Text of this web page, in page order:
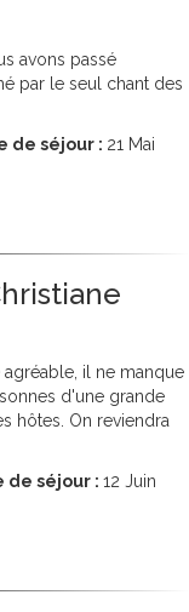
avons passé
par le seul chant des
de séjour : 21 Mai
il ne manque
d'une grande
hôtes. On reviendra
de séjour : 12 Juin